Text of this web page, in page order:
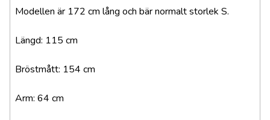
Modellen är 172 cm lång och bär normalt storlek S.
Längd: 115 cm
Bröstmått: 154 cm
Arm: 64 cm